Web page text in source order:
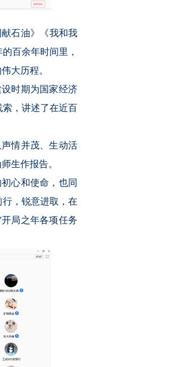
石油》《我和我
的百余年时间里，
大历程。
时期为国家经济
，讲述了在近百
情并茂、生动活
生作报告。
心和使命，也同
，锐意进取，在
局之年各项任务